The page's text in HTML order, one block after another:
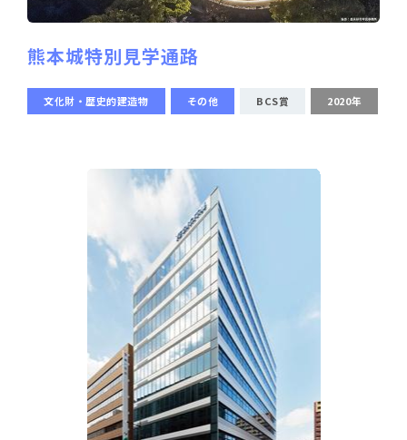
熊本城特別見学通路
文化財・歴史的建造物 その他 BCS賞 2020年